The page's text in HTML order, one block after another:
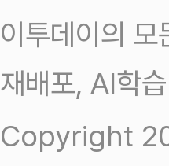
이투데이의
재배포, AI학
Copyright